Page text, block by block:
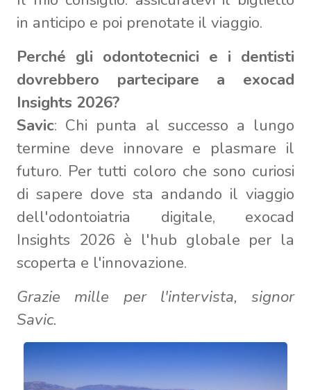
in anticipo e poi prenotate il viaggio.
Perché gli odontotecnici e i dentisti
dovrebbero partecipare a exocad
Insights 2026?
Savic: Chi punta al successo a lungo
termine deve innovare e plasmare il
futuro. Per tutti coloro che sono curiosi
di sapere dove sta andando il viaggio
dell'odontoiatria digitale, exocad
Insights 2026 è l'hub globale per la
scoperta e l'innovazione.
Grazie mille per l'intervista, signor
Savic.